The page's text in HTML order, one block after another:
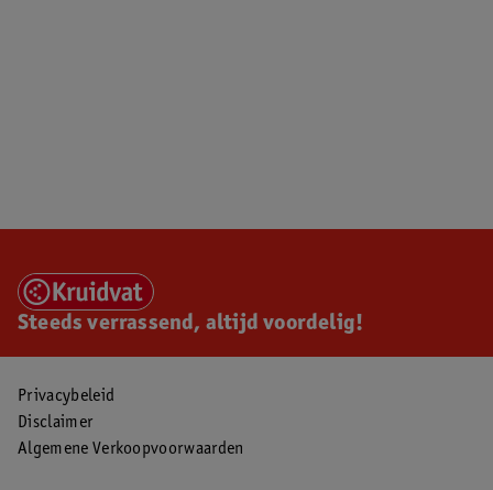
Steeds verrassend, altijd voordelig!
Privacybeleid
Disclaimer
Algemene Verkoopvoorwaarden